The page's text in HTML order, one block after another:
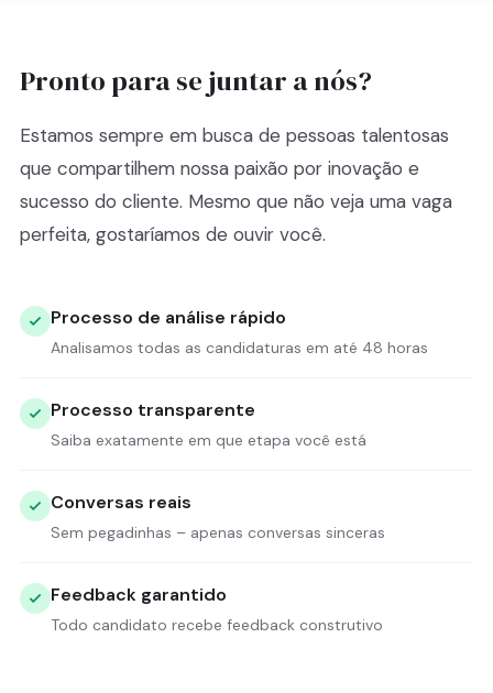
Pronto para se juntar a nós?
Estamos sempre em busca de pessoas talentosas
que compartilhem nossa paixão por inovação e
sucesso do cliente. Mesmo que não veja uma vaga
perfeita, gostaríamos de ouvir você.
Processo de análise rápido
Analisamos todas as candidaturas em até 48 horas
Processo transparente
Saiba exatamente em que etapa você está
Conversas reais
Sem pegadinhas – apenas conversas sinceras
Feedback garantido
Todo candidato recebe feedback construtivo